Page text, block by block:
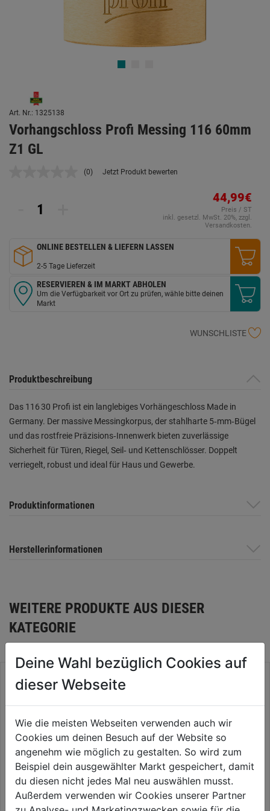
Art. Nr.: 1325138
Vorhangschloss Profi Messing 116 60mm
Z1 GL
Kein
(0) Jetzt Produkt bewerten
44,99€
Preis / ST
inkl. gesetzl. MwSt. 20%, zzgl.
Versandkosten.
ONLINE BESTELLEN & LIEFERN LASSEN
2-5 Tage Lieferzeit
RESERVIEREN & IM MARKT ABHOLEN
Um die Verfügbarkeit vor Ort zu prüfen, wähle bitte deinen
Markt
WUNSCHLISTE
Produktbeschreibung
Das 116 30 Profi ist ein langlebiges Vorhängeschloss Made in
Germany. Der massive Messingkorpus, der stahlharte 5‑mm‑Bügel
und das rostfreie Präzisions‑Innenwerk bieten zuverlässige
Sicherheit für Türen, Riegel, Seil‑ und Kettenschlösser. Doppelt
verriegelt, robust und ideal für Haus und Gewerbe.
Produktinformationen
Herstellerinformationen
WEITERE PRODUKTE AUS DIESER
KATEGORIE
Zahlen-Vorhangschloss
Vorhangschloss Smart Lock
Deine Wahl bezüglich Cookies auf
dieser Webseite
Wie die meisten Webseiten verwenden auch wir
Cookies um deinen Besuch auf der Website so
angenehm wie möglich zu gestalten. So wird zum
Beispiel dein ausgewählter Markt gespeichert, damit
du diesen nicht jedes Mal neu auswählen musst.
Außerdem verwenden wir Cookies unserer Partner